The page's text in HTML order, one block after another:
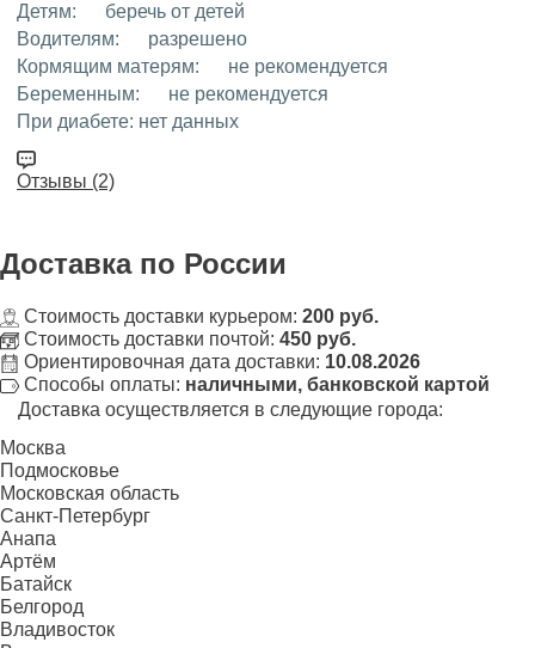
Детям:
беречь от детей
Водителям:
разрешено
Кормящим матерям:
не рекомендуется
Беременным:
не рекомендуется
При диабете: нет данных
Отзывы (2)
Доставка по России
Стоимость доставки курьером: 200 руб.
Стоимость доставки почтой: 450 руб.
Ориентировочная дата доставки: 10.08.2026
Способы оплаты: наличными, банковской картой
Доставка осуществляется в следующие города:
Москва
Подмосковье
Московская область
Санкт-Петербург
Анапа
Артём
Батайск
Белгород
Владивосток